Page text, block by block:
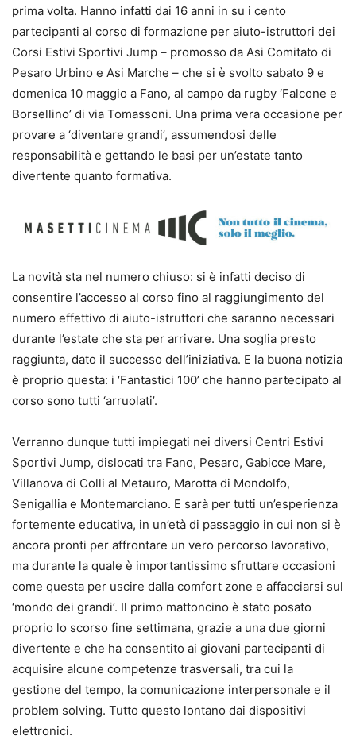
prima volta. Hanno infatti dai 16 anni in su i cento
partecipanti al corso di formazione per aiuto-istruttori dei
Corsi Estivi Sportivi Jump – promosso da Asi Comitato di
Pesaro Urbino e Asi Marche – che si è svolto sabato 9 e
domenica 10 maggio a Fano, al campo da rugby ‘Falcone e
Borsellino’ di via Tomassoni. Una prima vera occasione per
provare a ‘diventare grandi’, assumendosi delle
responsabilità e gettando le basi per un’estate tanto
divertente quanto formativa.
La novità sta nel numero chiuso: si è infatti deciso di
consentire l’accesso al corso fino al raggiungimento del
numero effettivo di aiuto-istruttori che saranno necessari
durante l’estate che sta per arrivare. Una soglia presto
raggiunta, dato il successo dell’iniziativa. E la buona notizia
è proprio questa: i ‘Fantastici 100’ che hanno partecipato al
corso sono tutti ‘arruolati’.
Verranno dunque tutti impiegati nei diversi Centri Estivi
Sportivi Jump, dislocati tra Fano, Pesaro, Gabicce Mare,
Villanova di Colli al Metauro, Marotta di Mondolfo,
Senigallia e Montemarciano. E sarà per tutti un’esperienza
fortemente educativa, in un’età di passaggio in cui non si è
ancora pronti per affrontare un vero percorso lavorativo,
ma durante la quale è importantissimo sfruttare occasioni
come questa per uscire dalla comfort zone e affacciarsi sul
‘mondo dei grandi’. Il primo mattoncino è stato posato
proprio lo scorso fine settimana, grazie a una due giorni
divertente e che ha consentito ai giovani partecipanti di
acquisire alcune competenze trasversali, tra cui la
gestione del tempo, la comunicazione interpersonale e il
problem solving. Tutto questo lontano dai dispositivi
elettronici.